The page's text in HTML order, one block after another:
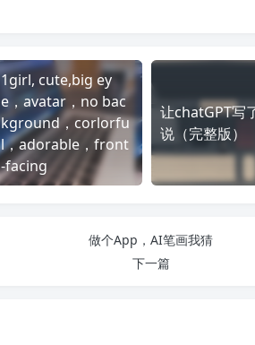
1girl, cute,big ey
e，avatar，no bac
kground，corlorfu
l，adorable，front
-facing
让chatGPT写
说（完整版）
做个App，AI笔画我猜
下一篇